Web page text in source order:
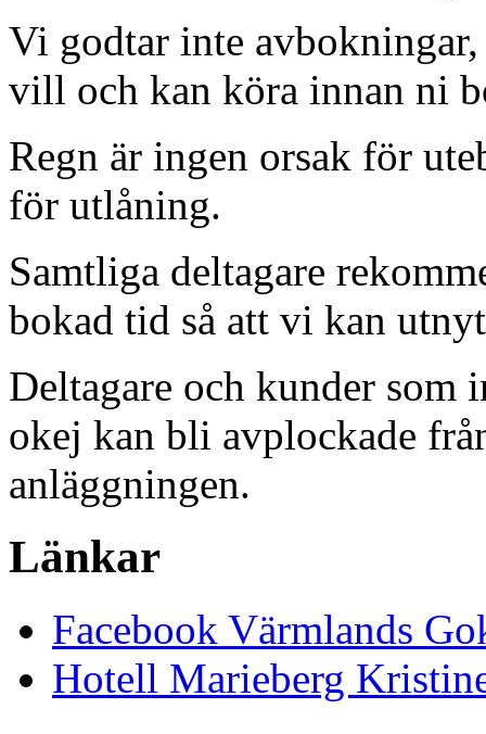
Vi godtar inte
vill och kan köra innan ni
Regn är ingen orsak för
för utlåning.
Samtliga deltagare
bokad tid så att vi kan
Deltagare och kunder som
okej kan bli avplockade
anläggningen.
Länkar
Facebook Värmlands
Hotell Marieberg